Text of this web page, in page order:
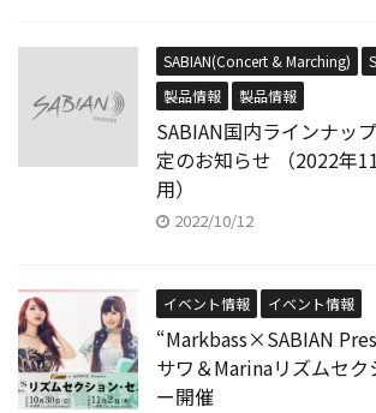
SABIAN(Concert & Marching)
製品情報
製品情報
SABIAN国内ラインナッ
定のお知らせ （2022年
用）
2022/10/12
イベント情報 イベント情報
“Markbass×SABIAN
サワ＆Marinaリズムセ
ー開催